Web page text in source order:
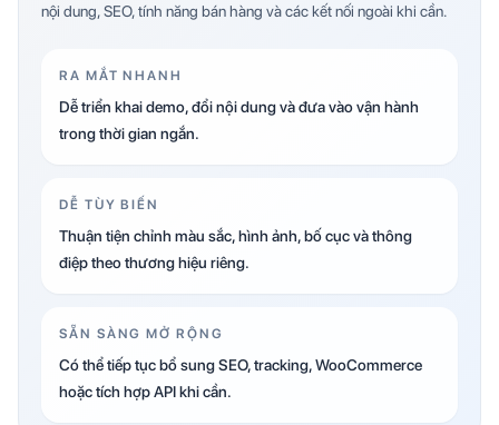
nội dung, SEO, tính năng bán hàng và các kết nối ngoài khi cần.
RA MẮT NHANH
Dễ triển khai demo, đổi nội dung và đưa vào vận hành
trong thời gian ngắn.
DỄ TÙY BIẾN
Thuận tiện chỉnh màu sắc, hình ảnh, bố cục và thông
điệp theo thương hiệu riêng.
SẴN SÀNG MỞ RỘNG
Có thể tiếp tục bổ sung SEO, tracking, WooCommerce
hoặc tích hợp API khi cần.